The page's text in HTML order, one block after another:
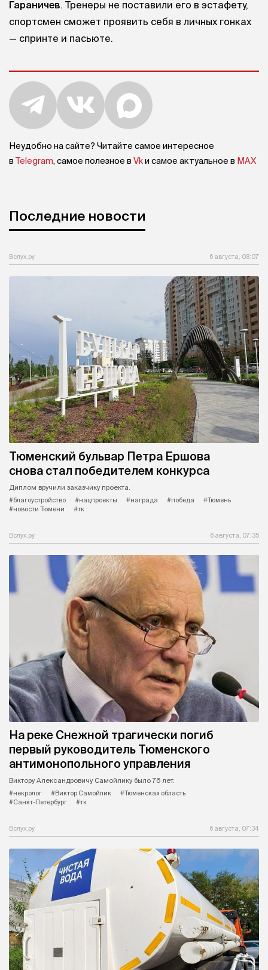
Гараничев. Тренеры не поставили его в эстафету,
спортсмен сможет проявить себя в личных гонках
— спринте и пасьюте.
Неудобно на сайте? Читайте самое интересное
в Telegram, самое полезное в Vkи самое актуальное в MAX
Последние новости
Вслух.ру 6 августа, 08:07
Тюменский бульвар Петра Ершова
снова стал победителем конкурса
Диплом вручили заказчику проекта.
#благоустройство
#нацпроекты #награда #победа
#Тюмень
#новости Тюмени
#тк
Вслух.ру 6 августа, 07:35
На реке Снежной трагически погиб
первый руководитель Тюменского
антимонопольного управления
Виктору Александровичу Самойлику было 76 лет.
#некролог
#Виктор Самойлик
#Тюменская область
#Санкт-Петербург
#тк
Вслух.ру 6 августа, 07:34